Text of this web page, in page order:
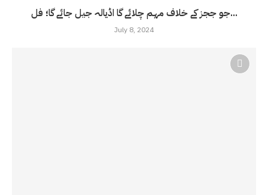
جو ججز کے خلاف مہم چلائے گا اڈیالہ جیل جائے گا؛ فل...
July 8, 2024